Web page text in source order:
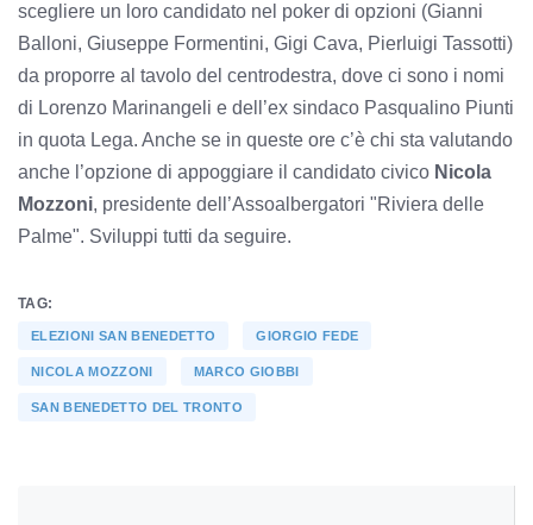
scegliere un loro candidato nel poker di opzioni (Gianni
Balloni, Giuseppe Formentini, Gigi Cava, Pierluigi Tassotti)
da proporre al tavolo del centrodestra, dove ci sono i nomi
di Lorenzo Marinangeli e dell’ex sindaco Pasqualino Piunti
in quota Lega. Anche se in queste ore c’è chi sta valutando
anche l’opzione di appoggiare il candidato civico Nicola
Mozzoni, presidente dell’Assoalbergatori "Riviera delle
Palme". Sviluppi tutti da seguire.
TAG:
ELEZIONI SAN BENEDETTO GIORGIO FEDE
NICOLA MOZZONI MARCO GIOBBI
SAN BENEDETTO DEL TRONTO